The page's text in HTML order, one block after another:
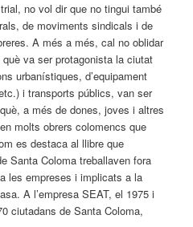
no vol dir que no tingui també
de moviments sindicals i de
A més a més, cal no oblidar
va ser protagonista la ciutat
urbanístiques, d’equipament
i transports públics, van ser
a més de dones, joves i altres
molts obrers colomencs que
es destaca al llibre que
Santa Coloma treballaven fora
les empreses i implicats a la
A l’empresa SEAT, el 1975 i
ciutadans de Santa Coloma,